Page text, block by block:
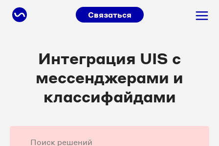
Связаться
Интеграция UIS с
мессенджерами и
классифайдами